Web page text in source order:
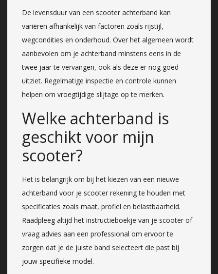
De levensduur van een scooter achterband kan
variëren afhankelijk van factoren zoals rijstijl,
wegcondities en onderhoud. Over het algemeen wordt
aanbevolen om je achterband minstens eens in de
twee jaar te vervangen, ook als deze er nog goed
uitziet. Regelmatige inspectie en controle kunnen
helpen om vroegtijdige slijtage op te merken.
Welke achterband is
geschikt voor mijn
scooter?
Het is belangrijk om bij het kiezen van een nieuwe
achterband voor je scooter rekening te houden met
specificaties zoals maat, profiel en belastbaarheid.
Raadpleeg altijd het instructieboekje van je scooter of
vraag advies aan een professional om ervoor te
zorgen dat je de juiste band selecteert die past bij
jouw specifieke model.